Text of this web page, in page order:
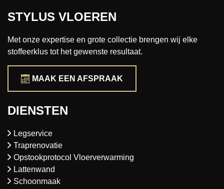
STYLUS VLOEREN
Met onze expertise en grote collectie brengen wij elke
stoffeerklus tot het gewenste resultaat.
MAAK EEN AFSPRAAK
DIENSTEN
Legservice
Traprenovatie
Opstookprotocol Vloerverwarming
Lattenwand
Schoonmaak